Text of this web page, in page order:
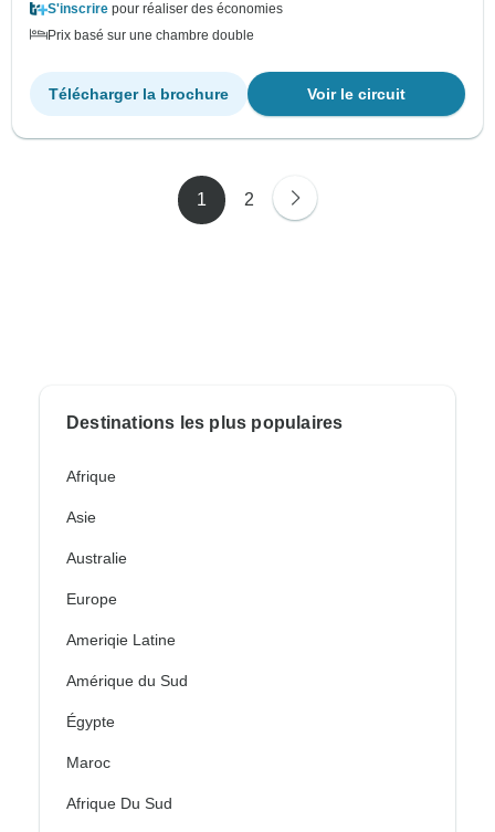
S'inscrire pour réaliser des économies
Prix basé sur une chambre double
Voir le circuit
Télécharger la brochure
1 2
Destinations les plus populaires
Afrique
Asie
Australie
Europe
Ameriqie Latine
Amérique du Sud
Égypte
Maroc
Afrique Du Sud